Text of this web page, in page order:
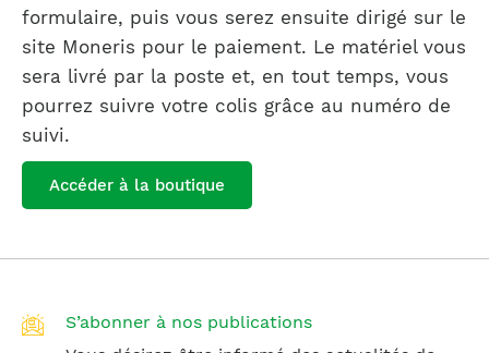
formulaire, puis vous serez ensuite dirigé sur le
site Moneris pour le paiement. Le matériel vous
sera livré par la poste et, en tout temps, vous
pourrez suivre votre colis grâce au numéro de
suivi.
Accéder à la boutique
S’abonner à nos publications